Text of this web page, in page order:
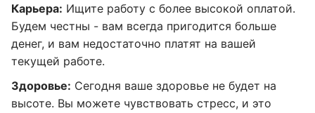
Карьера: Ищите работу с более высокой оплатой.
Будем честны - вам всегда пригодится больше
денег, и вам недостаточно платят на вашей
текущей работе.
Здоровье: Сегодня ваше здоровье не будет на
высоте. Вы можете чувствовать стресс, и это